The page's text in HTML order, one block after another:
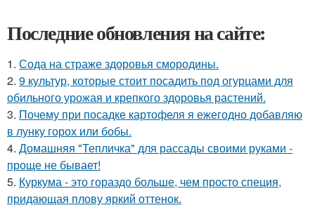
Последние обновления на сайте:
1. Сода на страже здоровья смородины.
2. 9 культур, которые стоит посадить под огурцами для
обильного урожая и крепкого здоровья растений.
3. Почему при посадке картофеля я ежегодно добавляю
в лунку горох или бобы.
4. Домашняя "Тепличка" для рассады своими руками -
проще не бывает!
5. Куркума - это гораздо больше, чем просто специя,
придающая плову яркий оттенок.